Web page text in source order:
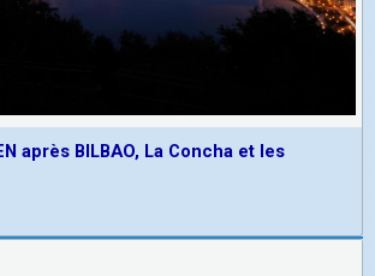
après BILBAO, La Concha et les